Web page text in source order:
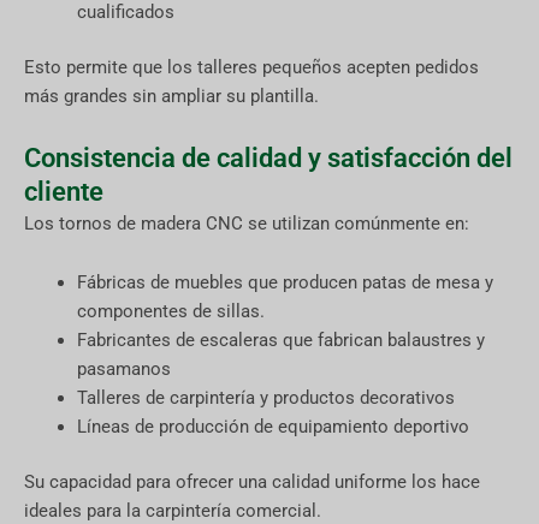
cualificados
Esto permite que los talleres pequeños acepten pedidos
más grandes sin ampliar su plantilla.
Consistencia de calidad y satisfacción del
cliente
Los tornos de madera CNC se utilizan comúnmente en:
Fábricas de muebles que producen patas de mesa y
componentes de sillas.
Fabricantes de escaleras que fabrican balaustres y
pasamanos
Talleres de carpintería y productos decorativos
Líneas de producción de equipamiento deportivo
Su capacidad para ofrecer una calidad uniforme los hace
ideales para la carpintería comercial.